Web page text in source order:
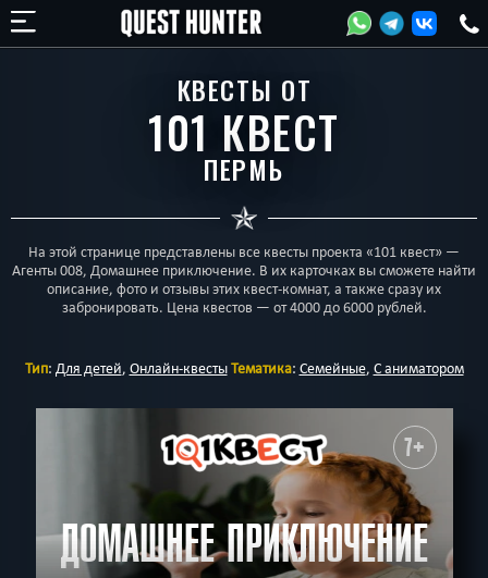
КВЕСТЫ ОТ
101 КВЕСТ
ПЕРМЬ
На этой странице представлены все квесты проекта «101 квест» —
Агенты 008, Домашнее приключение. В их карточках вы сможете найти
описание, фото и отзывы этих квест-комнат, а также сразу их
забронировать. Цена квестов — от 4000 до 6000 рублей.
Тип: Для детей, Онлайн-квестыТематика: Семейные, С аниматором
7+
ДОМАШНЕЕ ПРИКЛЮЧЕНИЕ